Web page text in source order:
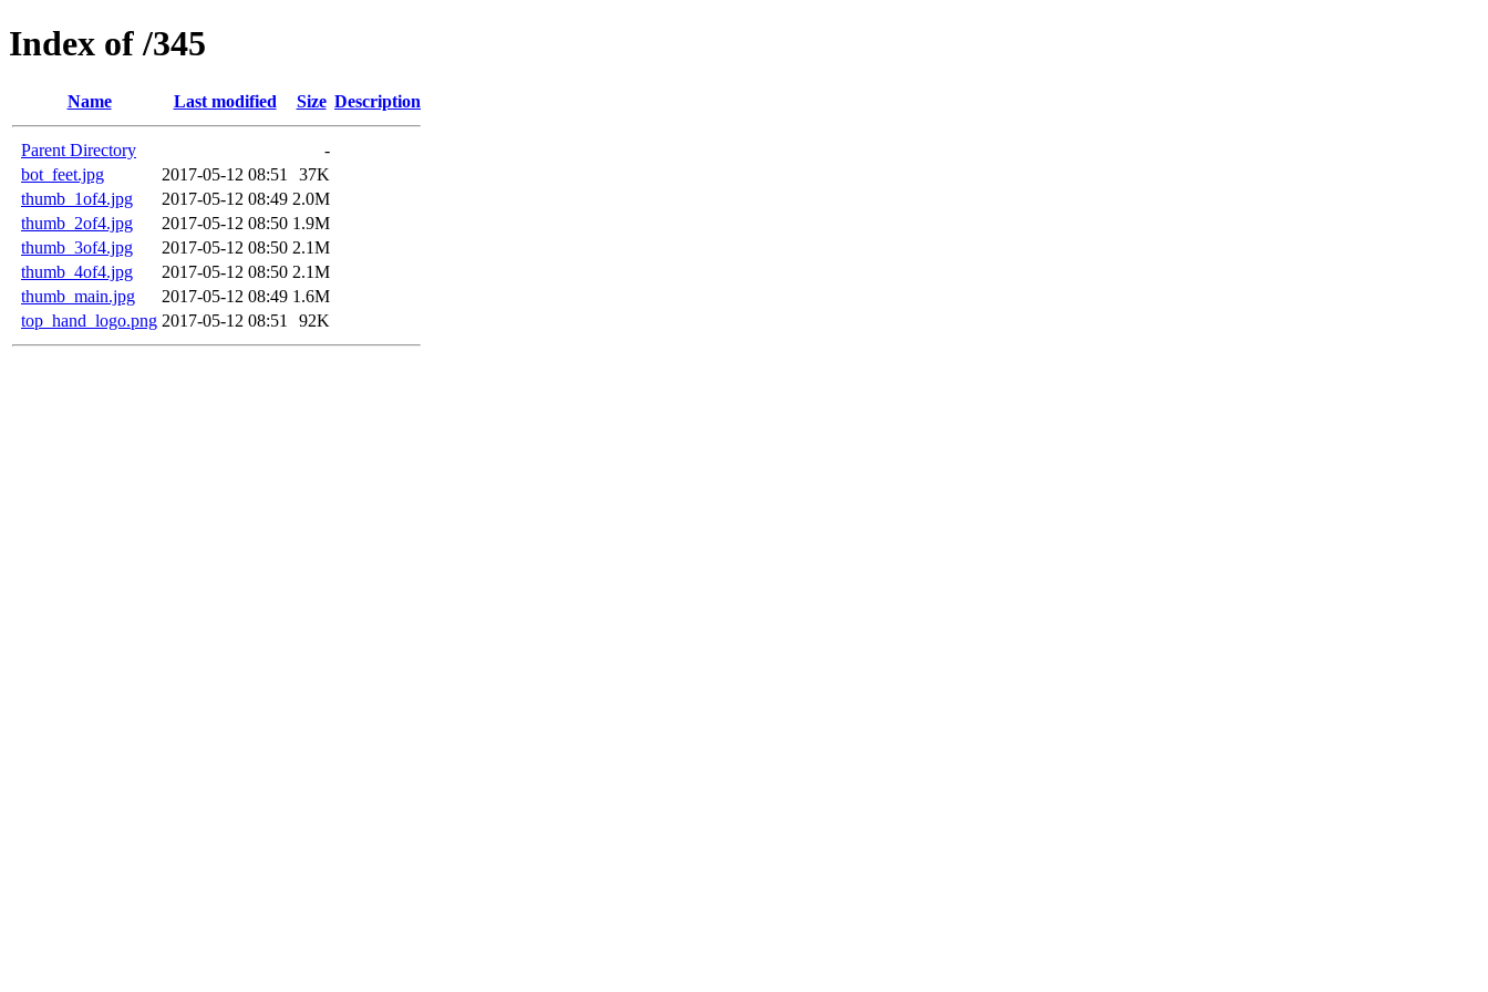
Index of /345
Name Last modified Size Description
Parent Directory
-
bot_feet.jpg
2017-05-12 08:51
37K
thumb_1of4.jpg
2017-05-12 08:49 2.0M
thumb_2of4.jpg
2017-05-12 08:50 1.9M
thumb_3of4.jpg
2017-05-12 08:50 2.1M
thumb_4of4.jpg
2017-05-12 08:50 2.1M
thumb_main.jpg
2017-05-12 08:49 1.6M
top_hand_logo.png 2017-05-12 08:51 92K